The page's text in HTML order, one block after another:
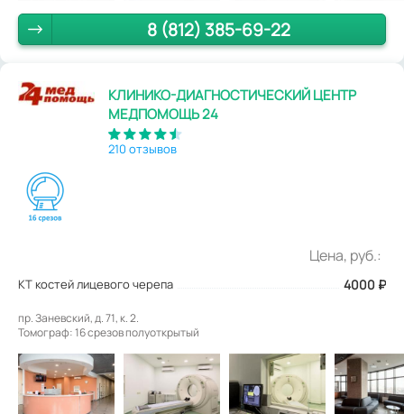
8 (812) 385-69-22
КЛИНИКО-ДИАГНОСТИЧЕСКИЙ ЦЕНТР
МЕДПОМОЩЬ 24
210 отзывов
Цена, руб.:
КТ костей лицевого черепа 4000 ₽
пр. Заневский, д. 71, к. 2.
Томограф: 16 срезов полуоткрытый